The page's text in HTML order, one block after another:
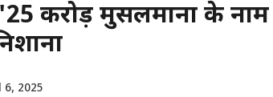
करोड़ मुसलमानों के नाम
6, 2025